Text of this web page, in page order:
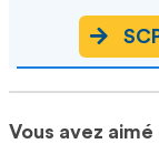
Vous avez